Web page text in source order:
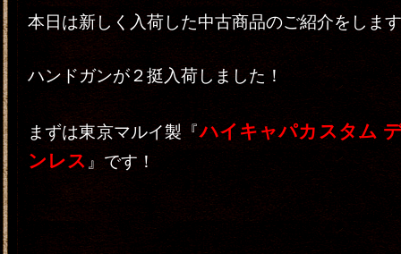
本日は新しく入荷した中古商品のご紹介をしま
ハンドガンが２挺入荷しました！
まずは東京マルイ製『ハイキャパカスタム
ンレス 』です！